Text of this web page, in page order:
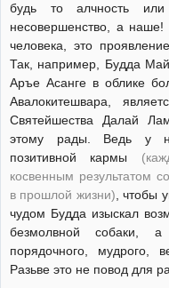
будь то алчность
несовершенство, а наше!
человека, это
Так, например, Будда
Аръе Асанге в облике
Авалокитешвара,
Святейшества Далай
этому рады. Ведь у
позитивной кармы
косвенным результатом
в прошлой жизни) , чтобы
чудом Будда изыскал
безмолвной собаки, а
порядочного, мудрого,
Разьве это не повод для